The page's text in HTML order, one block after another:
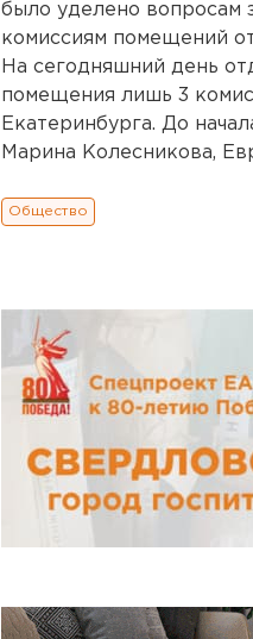
было уделено вопросам
комиссиям помещений
На сегодняшний день
помещения лишь 3
Екатеринбурга. До
Марина Колесникова,
Общество